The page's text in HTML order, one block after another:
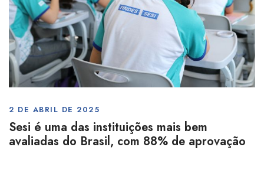
2 DE ABRIL DE 2025
Sesi é uma das instituições mais bem
avaliadas do Brasil, com 88% de aprovação